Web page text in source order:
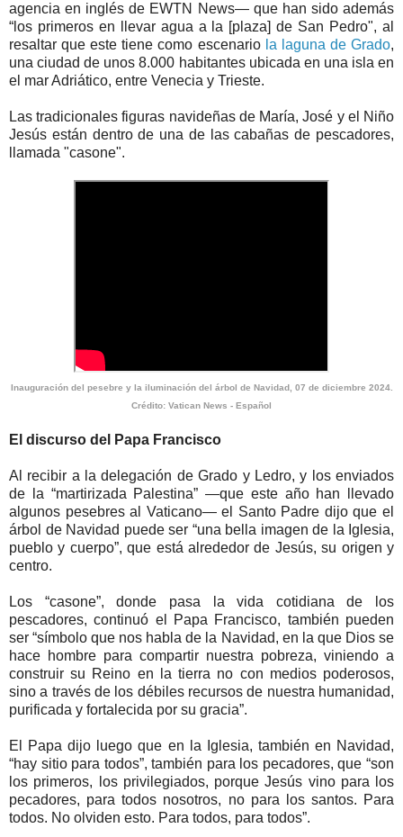
agencia en inglés de EWTN News— que han sido además
“los primeros en llevar agua a la [plaza] de San Pedro", al
resaltar que este tiene como escenario la laguna de Grado,
una ciudad de unos 8.000 habitantes ubicada en una isla en
el mar Adriático, entre Venecia y Trieste.
Las tradicionales figuras navideñas de María, José y el Niño
Jesús están dentro de una de las cabañas de pescadores,
llamada "casone".
Inauguración del pesebre y la iluminación del árbol de Navidad, 07 de diciembre 2024.
Crédito: Vatican News - Español
El discurso del Papa Francisco
Al recibir a la delegación de Grado y Ledro, y los enviados
de la “martirizada Palestina” —que este año han llevado
algunos pesebres al Vaticano— el Santo Padre dijo que el
árbol de Navidad puede ser “una bella imagen de la Iglesia,
pueblo y cuerpo”, que está alrededor de Jesús, su origen y
centro.
Los “casone”, donde pasa la vida cotidiana de los
pescadores, continuó el Papa Francisco, también pueden
ser “símbolo que nos habla de la Navidad, en la que Dios se
hace hombre para compartir nuestra pobreza, viniendo a
construir su Reino en la tierra no con medios poderosos,
sino a través de los débiles recursos de nuestra humanidad,
purificada y fortalecida por su gracia”.
El Papa dijo luego que en la Iglesia, también en Navidad,
“hay sitio para todos”, también para los pecadores, que “son
los primeros, los privilegiados, porque Jesús vino para los
pecadores, para todos nosotros, no para los santos. Para
todos. No olviden esto. Para todos, para todos”.